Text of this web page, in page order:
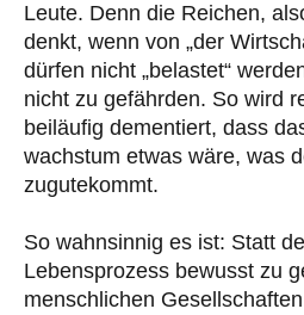
Leute. Denn die Reichen,
denkt, wenn von „der
dürfen nicht „belastet“
nicht zu gefährden. So wird
beiläufig dementiert, dass
wachstum etwas wäre, was
zugutekommt.
So wahnsinnig es ist: Statt
Lebensprozess bewusst zu
menschlichen